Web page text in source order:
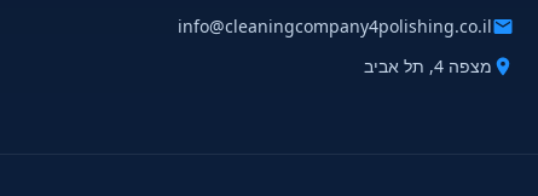
info@cleaningcompany4polishing.co.il
מצפה 4, תל אביב